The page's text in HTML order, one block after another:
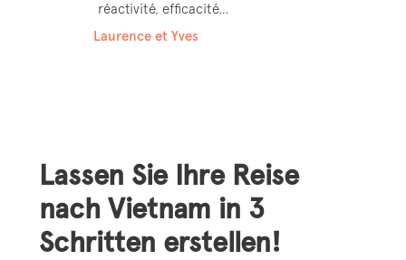
réactivité, efficacité…
Laurence et Yves
Lassen Sie Ihre Reise
nach Vietnam in 3
Schritten erstellen!